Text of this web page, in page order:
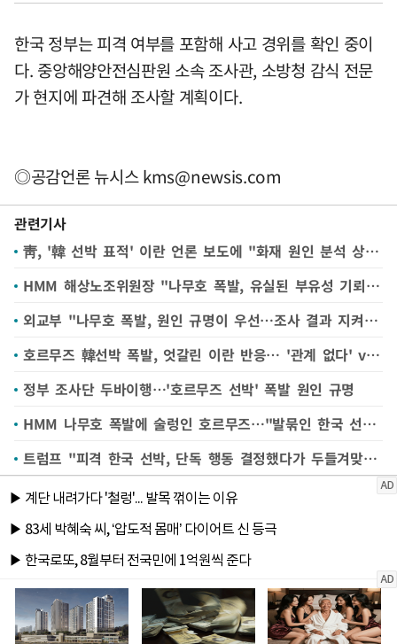
한국 정부는 피격 여부를 포함해 사고 경위를 확인 중이
다. 중앙해양안전심판원 소속 조사관, 소방청 감식 전문
가 현지에 파견해 조사할 계획이다.
◎공감언론 뉴시스kms@newsis.com
관련기사
靑, '韓 선박 표적' 이란 언론 보도에 "화재 원인 분석 상당 시간 필요"
HMM 해상노조위원장 "나무호 폭발, 유실된 부유성 기뢰 추정"
외교부 "나무호 폭발, 원인 규명이 우선…조사 결과 지켜볼 것"
호르무즈 韓선박 폭발, 엇갈린 이란 반응… '관계 없다' vs '주권 행사다"
정부 조사단 두바이행…'호르무즈 선박' 폭발 원인 규명
HMM 나무호 폭발에 술렁인 호르무즈…"발묶인 한국 선원 160명 안전 우려"
트럼프 "피격 한국 선박, 단독 행동 결정했다가 두들겨맞아"